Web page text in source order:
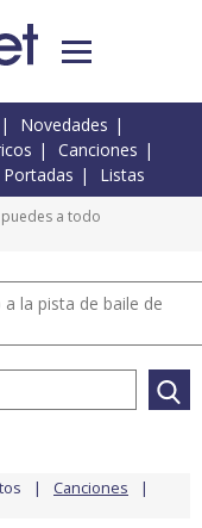
Novedades
Canciones
Portadas Listas
puedes a todo
la pista de baile de
Canciones